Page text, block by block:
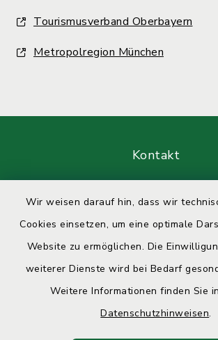
Wir weisen darauf hin, dass wir
Cookies einsetzen, um eine optimale
Website zu ermöglichen. Die
weiterer Dienste wird bei Bedarf
Weitere Informationen finden Sie
Datenschutzhinweisen.
Tourismusverband Oberbayern
Metropolregion München
Kontakt
Datenschutz
Impressum
Cookie-